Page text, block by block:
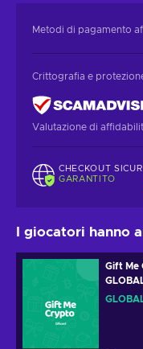
Metodi di pagamento
Crittografia e
Valutazione di
CHECKOUT
GARANTITO
I giocatori hanno
Gift Me